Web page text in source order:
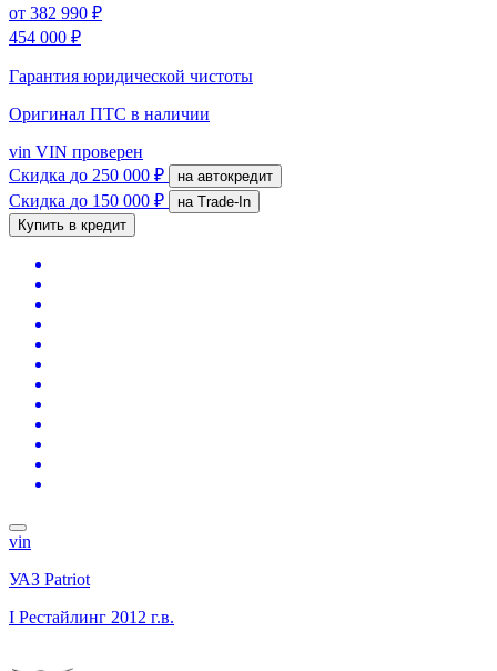
от 382 990 ₽
454 000 ₽
Гарантия юридической чистоты
Оригинал ПТС в наличии
vin VIN проверен
Скидка до 250 000 ₽ на автокредит
Скидка до 150 000 ₽
на Trade-In
Купить в кредит
vin
УАЗ Patriot
I Рестайлинг 2012 г.в.